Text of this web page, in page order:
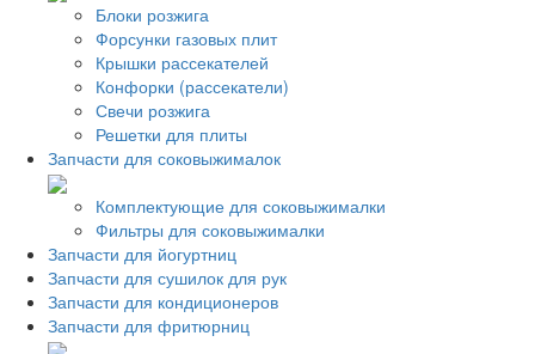
Блоки розжига
Форсунки газовых плит
Крышки рассекателей
Конфорки (рассекатели)
Свечи розжига
Решетки для плиты
Запчасти для соковыжималок
Комплектующие для соковыжималки
Фильтры для соковыжималки
Запчасти для йогуртниц
Запчасти для сушилок для рук
Запчасти для кондиционеров
Запчасти для фритюрниц